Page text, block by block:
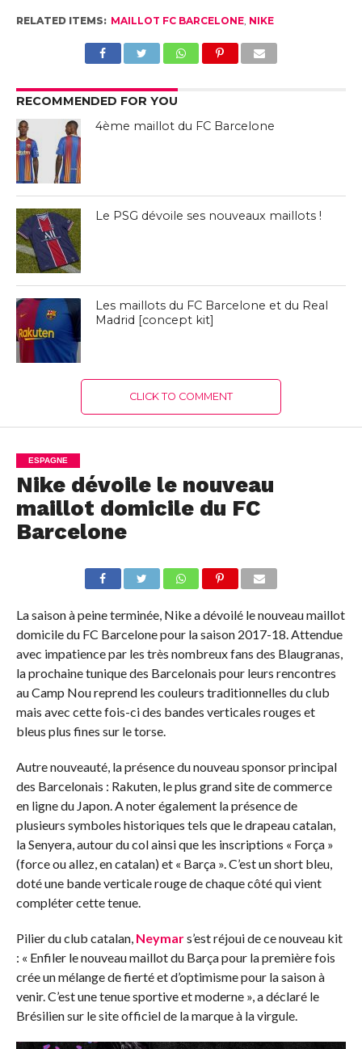
RELATED ITEMS: MAILLOT FC BARCELONE, NIKE
RECOMMENDED FOR YOU
4ème maillot du FC Barcelone
Le PSG dévoile ses nouveaux maillots !
Les maillots du FC Barcelone et du Real
Madrid [concept kit]
CLICK TO COMMENT
ESPAGNE
Nike dévoile le nouveau
maillot domicile du FC
Barcelone
La saison à peine terminée, Nike a dévoilé le nouveau maillot
domicile du FC Barcelone pour la saison 2017-18. Attendue
avec impatience par les très nombreux fans des Blaugranas,
la prochaine tunique des Barcelonais pour leurs rencontres
au Camp Nou reprend les couleurs traditionnelles du club
mais avec cette fois-ci des bandes verticales rouges et
bleus plus fines sur le torse.
Autre nouveauté, la présence du nouveau sponsor principal
des Barcelonais : Rakuten, le plus grand site de commerce
en ligne du Japon. A noter également la présence de
plusieurs symboles historiques tels que le drapeau catalan,
la Senyera, autour du col ainsi que les inscriptions « Força »
(force ou allez, en catalan) et « Barça ». C’est un short bleu,
doté une bande verticale rouge de chaque côté qui vient
compléter cette tenue.
Pilier du club catalan, Neymars’est réjoui de ce nouveau kit
: « Enfiler le nouveau maillot du Barça pour la première fois
crée un mélange de fierté et d’optimisme pour la saison à
venir. C’est une tenue sportive et moderne », a déclaré le
Brésilien sur le site officiel de la marque à la virgule.